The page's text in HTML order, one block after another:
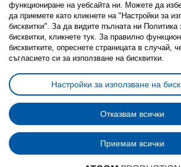
Политика за използване на бисквитки
Избор на настройки за използване
Условия за ползване на ikea.bgОбща
Политика за защита на личните
Общи условия на програма IKEA
Политика за защита на лични данни на
© Inter-IKEA Systems B.V. 1999 -
функциониране на уебсайта ни. Можете да
да приемете като кликнете на "Настройки за
бисквитки". За да видите пълната ни Политика
бисквитки, кликнете тук. За правилно
бисквитките, опреснете страницата в случай,
съгласието си за използване на бисквитки.
Настройки за използване на
Отказвам всички
Приемам всички